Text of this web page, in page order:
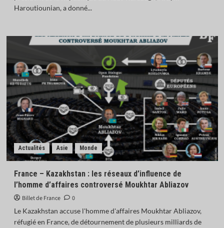
Haroutiounian, a donné...
Actualités Asie Monde
France – Kazakhstan : les réseaux d’influence de
l’homme d’affaires controversé Moukhtar Abliazov
Billet de France
0
Le Kazakhstan accuse l'homme d'affaires Moukhtar Abliazov,
réfugié en France, de détournement de plusieurs milliards de